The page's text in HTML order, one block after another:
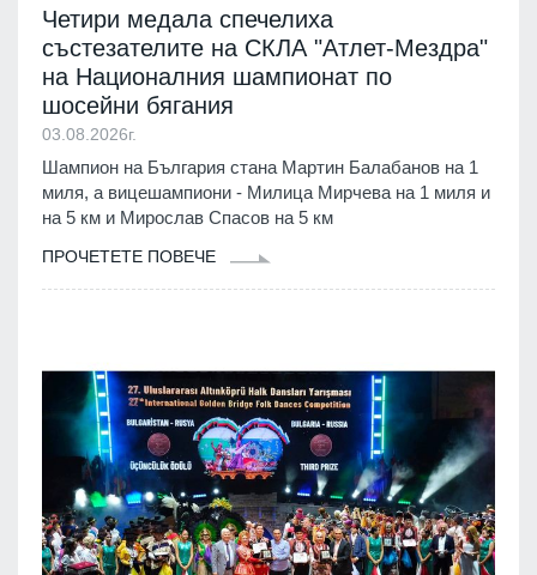
Четири медала спечелиха
състезателите на СКЛА "Атлет-Мездра"
на Националния шампионат по
шосейни бягания
03.08.2026г.
Шампион на България стана Мартин Балабанов на 1
миля, а вицешампиони - Милица Мирчева на 1 миля и
на 5 км и Мирослав Спасов на 5 км
ПРОЧЕТЕТЕ ПОВЕЧЕ